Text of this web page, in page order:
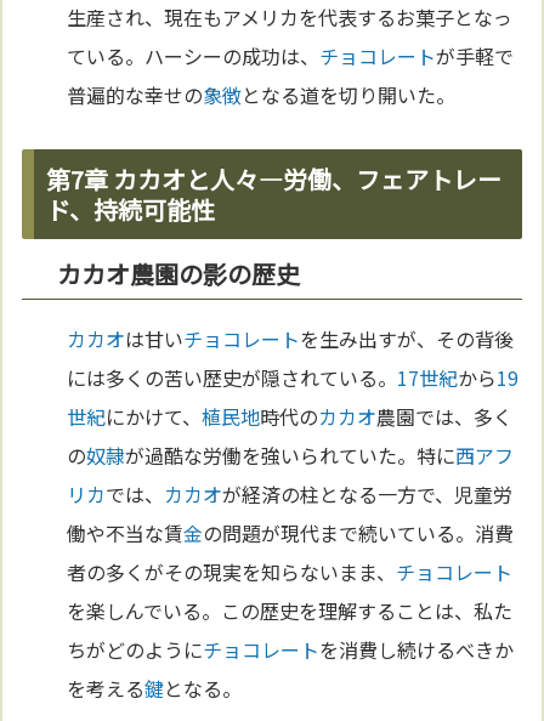
生産され、現在もアメリカを代表するお菓子となっ
ている。ハーシーの成功は、 チョコレートが手軽で
普遍的な幸せの象徴となる道を切り開いた。
第7章 カカオと人々—労働、フェアトレー
ド、持続可能性
カカオ農園の影の歴史
カカオは甘いチョコレートを生み出すが、その背後
には多くの苦い歴史が隠されている。 17世紀から19
世紀にかけて、植民地時代のカカオ農園では、多く
の奴隷が過酷な労働を強いられていた。特に西アフ
リカでは、 カカオが経済の柱となる一方で、児童労
働や不当な賃金の問題が現代まで続いている。消費
者の多くがその現実を知らないまま、 チョコレート
を楽しんでいる。この歴史を理解することは、私た
ちがどのようにチョコレートを消費し続けるべきか
を考える鍵となる。